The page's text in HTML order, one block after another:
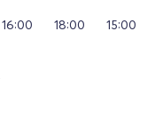
16:00 18:00 15:00